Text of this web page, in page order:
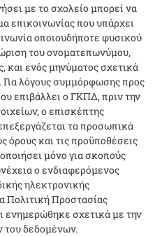
με το σχολείο μπορεί να
επικοινωνίας που υπάρχει
οποιουδήποτε φυσικού
του ονοματεπωνύμου,
και ενός μηνύματος σχετικά
λόγους συμμόρφωσης προς
επιβάλλει ο ΓΚΠΔ, πριν την
ο επισκέπτης
τα προσωπικά
και τις προϋποθέσεις
μόνο για σκοπούς
ο ενδιαφερόμενος
ηλεκτρονικής
Πολιτική Προστασίας
ενημερώθηκε σχετικά με την
του δεδομένων.